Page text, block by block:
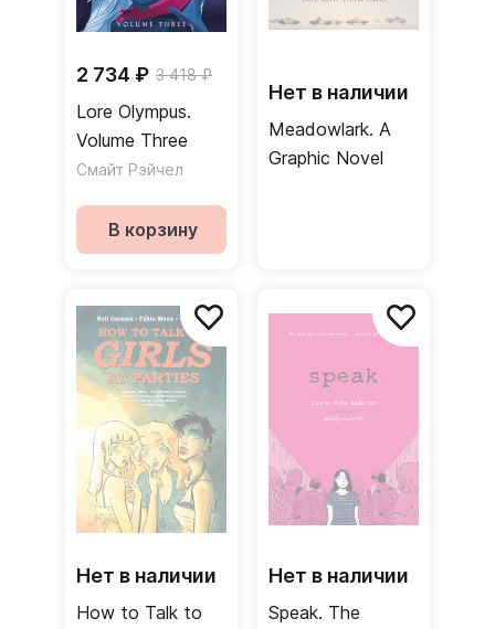
2 734 ₽ 3 418 ₽
Lore Olympus.
Volume Three
Смайт Рэйчел
В корзину
Нет в наличии
Meadowlark. A
Graphic Novel
Нет в наличии
How to Talk to
Нет в наличии
Speak. The